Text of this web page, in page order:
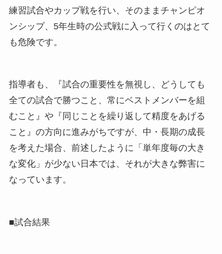
練習試合やカップ戦を行い、そのままチャンピオ
ンシップ、5年生時の公式戦に入って行くのはとて
も危険です。
指導者も、『試合の重要性を無視し、どうしても
全ての試合で勝つこと、常にベストメンバーを組
むこと』や『同じことを繰り返して精度をあげる
こと』の方向に進みがちですが、中・長期の成長
を考えた場合、前述したように「単年度毎の大き
な変化」が少ない日本では、それが大きな弊害に
なっています。
■試合結果